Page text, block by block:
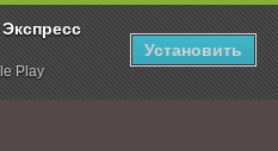
Play
Установить
Logistics.ru: Цифровой прорыв в